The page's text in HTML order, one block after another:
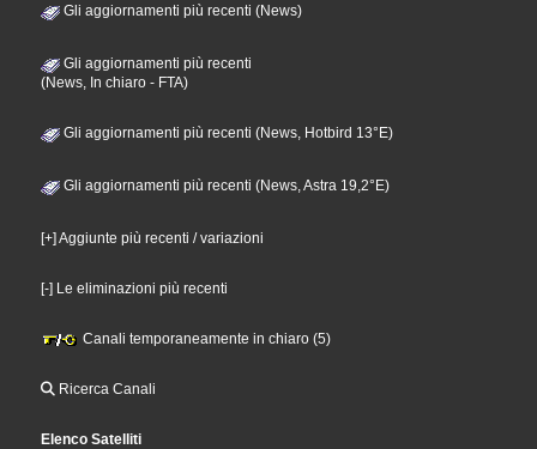
Gli aggiornamenti più recenti (News)
Gli aggiornamenti più recenti
(News, In chiaro - FTA)
Gli aggiornamenti più recenti (News, Hotbird 13°E)
Gli aggiornamenti più recenti (News, Astra 19,2°E)
[+] Aggiunte più recenti / variazioni
[-] Le eliminazioni più recenti
Canali temporaneamente in chiaro (5)
Ricerca Canali
Elenco Satelliti